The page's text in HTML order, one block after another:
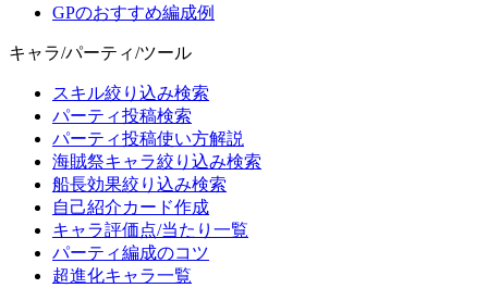
GPのおすすめ編成例
キャラ/パーティ/ツール
スキル絞り込み検索
パーティ投稿検索
パーティ投稿使い方解説
海賊祭キャラ絞り込み検索
船長効果絞り込み検索
自己紹介カード作成
キャラ評価点/当たり一覧
パーティ編成のコツ
超進化キャラ一覧